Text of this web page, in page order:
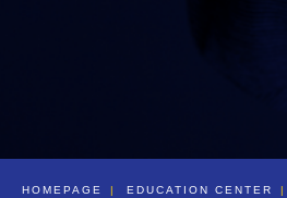
HOMEPAGE EDUCATION CENTER